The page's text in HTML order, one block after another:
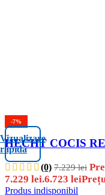
-7%
Vizualizare
rapidă
HECHT COCIS
(0) 7.229lei
7.229 lei.6.723 lei
Produs indisponibil